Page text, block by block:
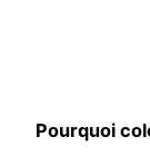
Pourquoi